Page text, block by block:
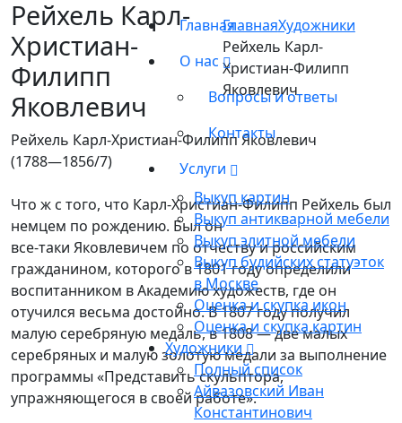
Главная
О нас
Вопросы и ответы
Контакты
Услуги
Выкуп картин
Выкуп антикварной мебели
Выкуп элитной мебели
Выкуп будийских статуэток
в Москве
Оценка и скупка икон
Оценка и скупка картин
Художники
Полный список
Айвазовский Иван
Константинович
Рейхель Карл-
Христиан-
Филипп
Яковлевич
ГлавнаяХудожники
Рейхель Карл-
Христиан-Филипп
Яковлевич
Рейхель Карл-Христиан-Филипп Яковлевич
(1788—1856/7)
Что ж с того, что Карл-Христиан-Филипп Рейхель был
немцем по рождению. Был он
все-таки Яковлевичем по отчеству и российским
гражданином, которого в 1801 году определили
воспитанником в Академию художеств, где он
отучился весьма достойно. В 1807 году получил
малую серебряную медаль, в 1808 — две малых
серебряных и малую золотую медали за выполнение
программы «Представить скульптора,
упражняющегося в своей работе».